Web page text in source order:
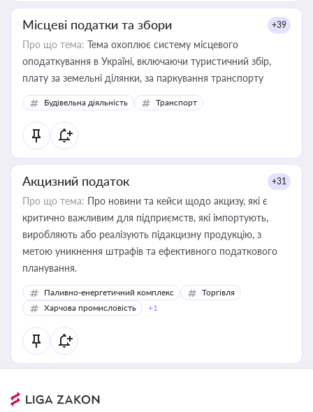
Місцеві податки та збори +39
Про що тема: Тема охоплює систему місцевого
оподаткування в Україні, включаючи туристичний збір,
плату за земельні ділянки, за паркування транспорту
Будівельна діяльність Транспорт
Акцизний податок +31
Про що тема: Про новини та кейси щодо акцизу, які є
критично важливим для підприємств, які імпортують,
виробляють або реалізують підакцизну продукцію, з
метою уникнення штрафів та ефективного податкового
планування.
Паливно-енергетичний комплекс
Торгівля
Харчова промисловість
+1